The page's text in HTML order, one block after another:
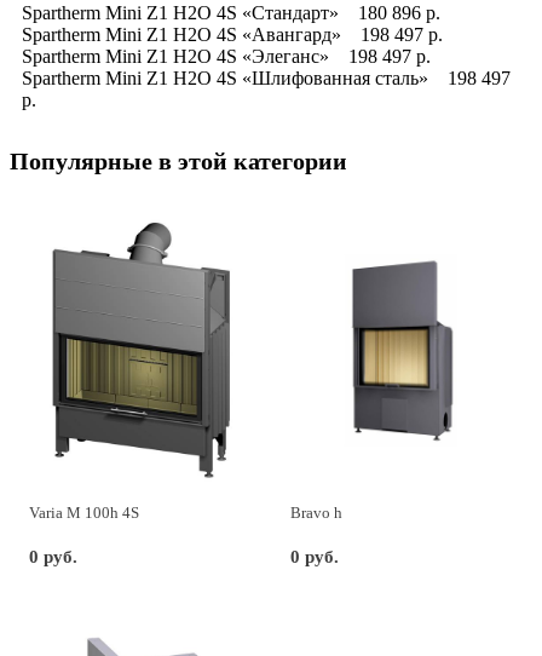
Spartherm Mini Z1 H2O 4S «Стандарт» 180 896 р.
Spartherm Mini Z1 H2O 4S «Авангард» 198 497 р.
Spartherm Mini Z1 H2O 4S «Элеганс» 198 497 р.
Spartherm Mini Z1 H2O 4S «Шлифованная сталь» 198 497
р.
Популярные в этой категории
Varia M 100h 4S
0 руб.
Bravo h
0 руб.